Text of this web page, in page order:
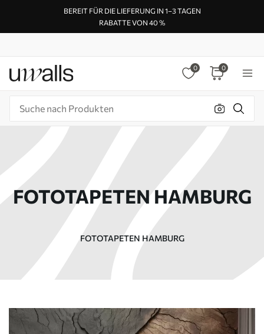
BEREIT FÜR DIE LIEFERUNG IN 1–3 TAGEN
RABATTE VON 40 %
0 0
FOTOTAPETEN HAMBURG
FOTOTAPETEN HAMBURG